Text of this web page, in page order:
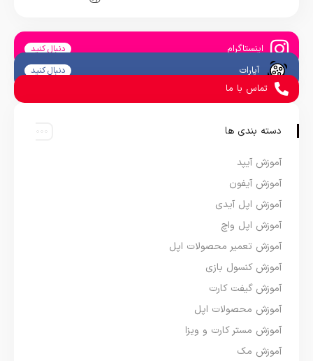
اینستاگرام دنبال کنید
آپارات دنبال کنید
تماس با ما
دسته بندی ها
آموزش آیپد
آموزش آیفون
آموزش اپل آیدی
آموزش اپل واچ
آموزش تعمیر محصولات اپل
آموزش کنسول بازی
آموزش گیفت کارت
آموزش محصولات اپل
آموزش مستر کارت و ویزا
آموزش مک